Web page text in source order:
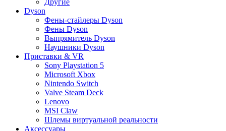
Другие
Dyson
Фены-стайлеры Dyson
Фены Dyson
Выпрямитель Dyson
Наушники Dyson
Приставки & VR
Sony Playstation 5
Microsoft Xbox
Nintendo Switch
Valve Steam Deck
Lenovo
MSI Claw
Шлемы виртуальной реальности
Аксессуары